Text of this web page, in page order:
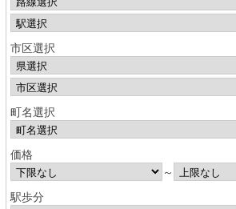
市区選択
町名選択
価格
～
駅歩分